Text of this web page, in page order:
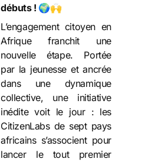
débuts ! 🌍🙌
L’engagement citoyen en
Afrique franchit une
nouvelle étape. Portée
par la jeunesse et ancrée
dans une dynamique
collective, une initiative
inédite voit le jour : les
CitizenLabs de sept pays
africains s’associent pour
lancer le tout premier